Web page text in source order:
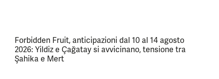
Forbidden Fruit, anticipazioni dal 10 al 14 agosto
2026: Yildiz e Çağatay si avvicinano, tensione tra
Şahika e Mert